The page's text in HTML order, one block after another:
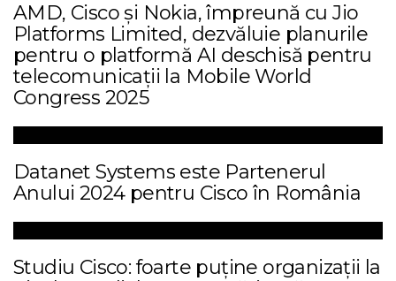
AMD, Cisco și Nokia, împreună cu Jio
Platforms Limited, dezvăluie planurile
pentru o platformă AI deschisă pentru
telecomunicații la Mobile World
Congress 2025
Datanet Systems este Partenerul
Anului 2024 pentru Cisco în România
Studiu Cisco: foarte puține organizații la